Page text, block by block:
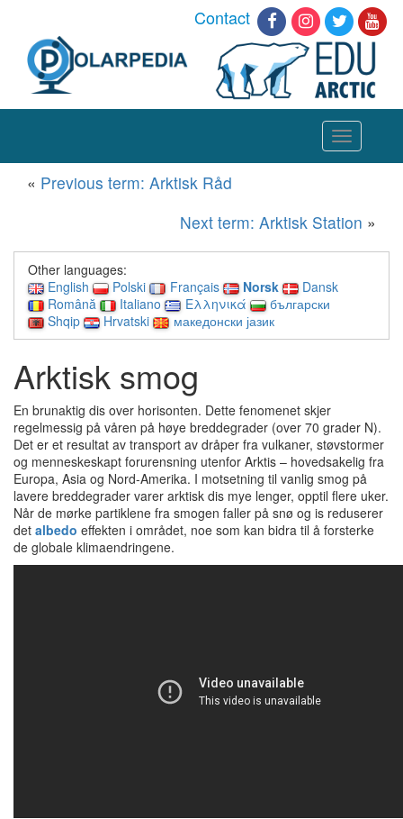
Contact
Toggle
navigation
« Previous term: Arktisk Råd
Next term: Arktisk Station »
Other languages:
English
Polski Français Norsk
Dansk
Română
Italiano Ελληνικά
български
Shqip
Hrvatski македонски јазик
Arktisk smog
En brunaktig dis over horisonten. Dette fenomenet skjer
regelmessig på våren på høye breddegrader (over 70 grader N).
Det er et resultat av transport av dråper fra vulkaner, støvstormer
og menneskeskapt forurensning utenfor Arktis – hovedsakelig fra
Europa, Asia og Nord-Amerika. I motsetning til vanlig smog på
lavere breddegrader varer arktisk dis mye lenger, opptil flere uker.
Når de mørke partiklene fra smogen faller på snø og is reduserer
det albedo effekten i området, noe som kan bidra til å forsterke
de globale klimaendringene.